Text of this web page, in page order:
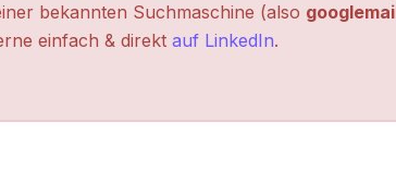
bekannten Suchmaschine (also
einfach & direkt auf LinkedIn.